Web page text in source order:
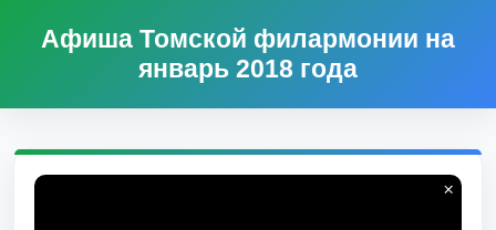
Афиша Томской филармонии на
январь 2018 года